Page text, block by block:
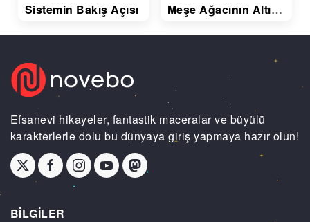
Sistemin Bakış Açısı
Meşe Ağacının Altında
Efsanevi hikayeler, fantastik maceralar ve büyülü
karakterlerle dolu bu dünyaya giriş yapmaya hazır olun!
BİLGİLER